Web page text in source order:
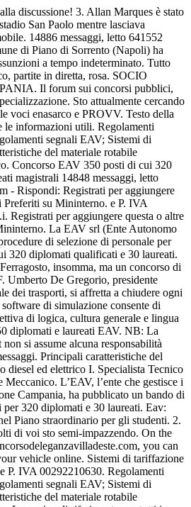
discussione! 3. Allan Marques è stato
San Paolo mentre lasciava
14886 messaggi, letto 641552
di Piano di Sorrento (Napoli) ha
a tempo indeterminato. Tutto
partite in diretta, rosa. SOCIO
Il forum sui concorsi pubblici,
Sto attualmente cercando
voci enasarco e PROVV. Testo della
le informazioni utili. Regolamenti
segnali EAV; Sistemi di
del materiale rotabile
Concorso EAV 350 posti di cui 320
magistrali 14848 messaggi, letto
- Rispondi: Registrati per aggiungere
Preferiti su Mininterno. e P. IVA
Registrati per aggiungere questa o altre
La EAV srl (Ente Autonomo
di selezione di personale per
320 diplomati qualificati e 30 laureati.
insomma, ma un concorso di
De Gregorio, presidente
dei trasporti, si affretta a chiudere ogni
di simulazione consente di
di logica, cultura generale e lingua
diplomati e laureati EAV. NB: La
si assume alcuna responsabilità
Principali caratteristiche del
diesel ed elettrico I. Specialista Tecnico
L’EAV, l’ente che gestisce i
Campania, ha pubblicato un bando di
320 diplomati e 30 laureati. Eav:
Piano straordinario per gli studenti. 2.
di voi sto semi-impazzendo. On the
you can
vehicle online. Sistemi di tariffazione
P. IVA 00292210630. Regolamenti
segnali EAV; Sistemi di
del materiale rotabile